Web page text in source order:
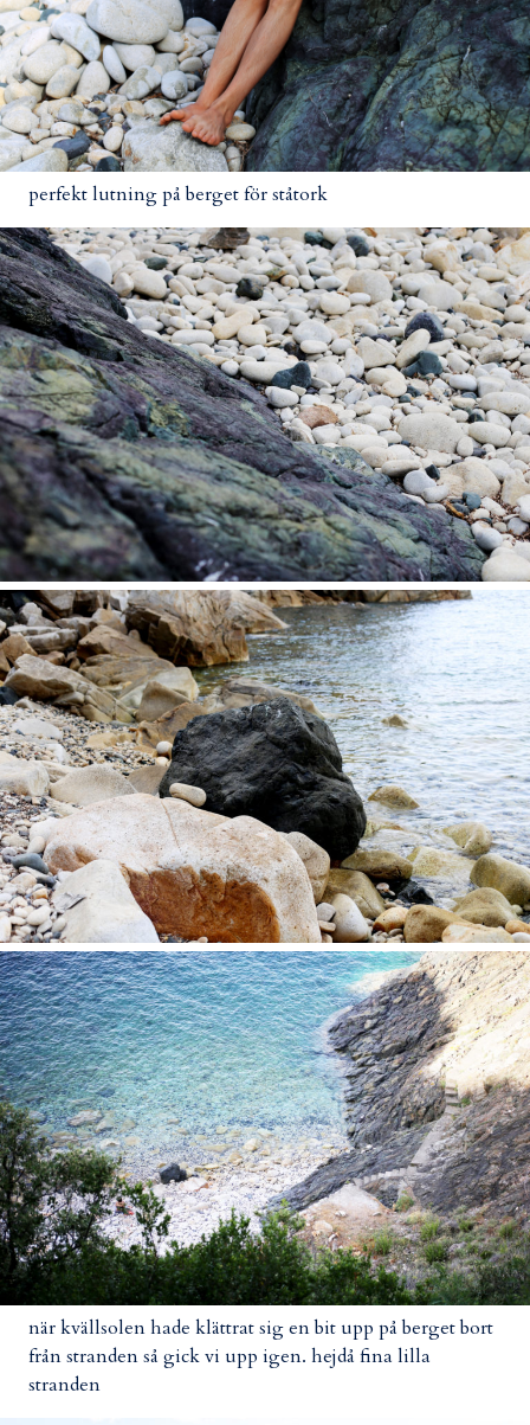
perfekt lutning på berget för ståtork
när kvällsolen hade klättrat sig en bit upp på berget bort
från stranden så gick vi upp igen. hejdå fina lilla
stranden